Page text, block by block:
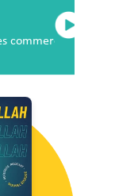
commerciaux de demain